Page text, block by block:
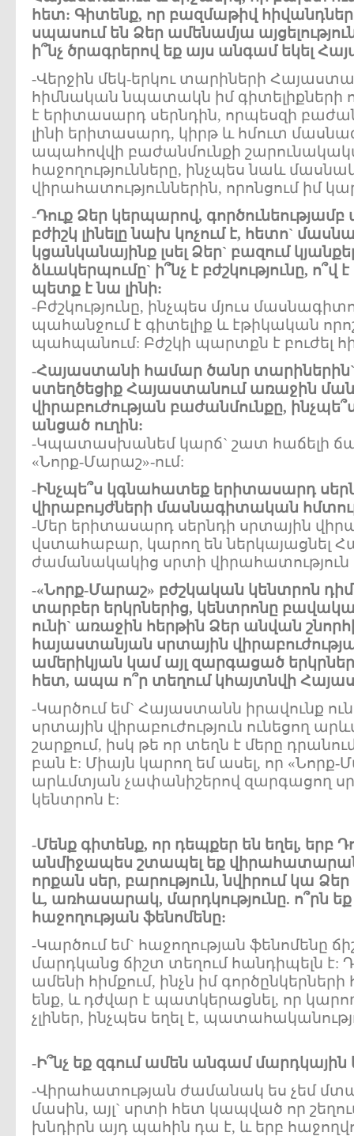
հետ: Գիտենք, որ բազմաթիվ
սպասում են Ձեր ամենամյա
ի՞նչ ծրագրերով եք այս անգամ եկել
-Վերջին մեկ-երկու տարիների Հայաստան
հիմնական նպատակն իմ գիտելիքների
է երիտասարդ սերնդին, որպեսզի
լինի երիտասարդ, կիրթ և հմուտ
ապահովվի բաժանմունքի
հաջողությունները, ինչպես նաև
վիրահատություններին, որոնցում իմ
-Դուք Ձեր կերպարով,
բժիշկ լինելը նախ կոչում է, հետո`
կցանկանայինք լսել Ձեր` բազում
ձևակերպումը` ի՞նչ է բժշկությունը, ո՞վ
պետք է նա լինի:
-Բժշկությունը, ինչպես մյուս
պահանջում է գիտելիք և էթիկական
պահպանում: Բժշկի պարտքն է բուժել
-Հայաստանի համար ծանր տարիներին`
ստեղծեցիք Հայաստանում առաջին
վիրաբուժության բաժանմունքը,
անցած ուղին:
-Կպատասխանեմ կարճ` շատ հաճելի
«Նորք-Մարաշ»-ում:
-Ինչպե՞ս կգնահատեք երիտասարդ
վիրաբույժների մասնագիտական
-Մեր երիտասարդ սերնդի սրտային
վստահաբար, կարող են ներկայացնել
ժամանակակից սրտի
-«Նորք-Մարաշ» բժշկական կենտրոն
տարբեր երկրներից, կենտրոնը
ունի` առաջին հերթին Ձեր անվան
հայաստանյան սրտային
ամերիկյան կամ այլ զարգացած
հետ, ապա ո՞ր տեղում կհայտնվի
-Կարծում եմ` Հայաստանն իրավունք
սրտային վիրաբուժություն ունեցող
շարքում, իսկ թե որ տեղն է մերը
բան է: Միայն կարող եմ ասել, որ
արևմտյան չափանիշերով զարգացող
կենտրոն է:
-Մենք գիտենք, որ դեպքեր են եղել, երբ
անմիջապես շտապել եք
որքան սեր, բարություն, նվիրում կա
և, առհասարակ, մարդկությունը. ո՞րն
հաջողության ֆենոմենը:
-Կարծում եմ` հաջողության ֆենոմենը
մարդկանց ճիշտ տեղում հանդիպելն է:
ամենի հիմքում, ինչն իմ
ենք, և դժվար է պատկերացնել, որ
չլիներ, ինչպես եղել է,
-Ի՞նչ եք զգում ամեն անգամ մարդկային
-Վիրահատության ժամանակ ես չեմ
մասին, այլ` սրտի հետ կապված որ
խնդիրն այդ պահին դա է, և երբ